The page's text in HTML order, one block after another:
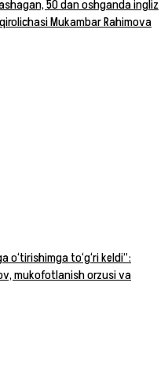
50 dan oshganda ingliz
Mukambar Rahimova
o‘tirishimga to‘g‘ri keldi”:
mukofotlanish orzusi va